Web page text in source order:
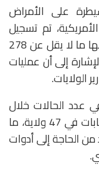
على الأمراض
، تم تسجيل
نحو 6358 حالة إصابة حتى الآن، من بينها ما لا يقل عن 278
إلى أن عمليات
الولايات.
عدد الحالات خلال
الأشهر الأخيرة، حيث تم الإبلاغ عن إصابات في 47 ولاية، ما
الحاجة إلى أدوات